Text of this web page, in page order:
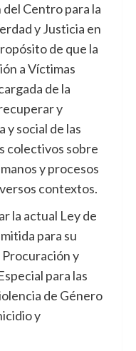
Centro para la
y Justicia en
de que la
a Víctimas
de la
y
social de las
colectivos sobre
y procesos
contextos.
la actual Ley de
para su
Procuración y
para las
de Género
y